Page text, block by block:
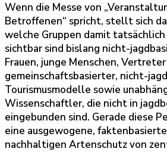
Wenn die Messe von
Betroffenen“ spricht, stellt sich
welche Gruppen damit
sichtbar sind bislang nicht-
Frauen, junge Menschen, Vertreter
gemeinschaftsbasierter, nicht-
Tourismusmodelle sowie
Wissenschaftler, die nicht in
eingebunden sind. Gerade diese
eine ausgewogene,
nachhaltigen Artenschutz von